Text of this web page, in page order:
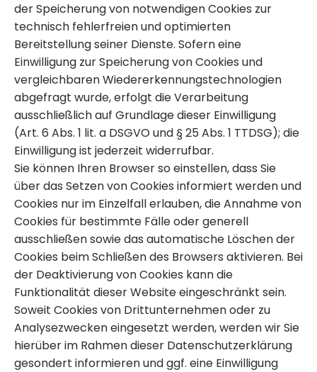
der Speicherung von notwendigen Cookies zur
technisch fehlerfreien und optimierten
Bereitstellung seiner Dienste. Sofern eine
Einwilligung zur Speicherung von Cookies und
vergleichbaren Wiedererkennungstechnologien
abgefragt wurde, erfolgt die Verarbeitung
ausschließlich auf Grundlage dieser Einwilligung
(Art. 6 Abs. 1 lit. a DSGVO und § 25 Abs. 1 TTDSG); die
Einwilligung ist jederzeit widerrufbar.
Sie können Ihren Browser so einstellen, dass Sie
über das Setzen von Cookies informiert werden und
Cookies nur im Einzelfall erlauben, die Annahme von
Cookies für bestimmte Fälle oder generell
ausschließen sowie das automatische Löschen der
Cookies beim Schließen des Browsers aktivieren. Bei
der Deaktivierung von Cookies kann die
Funktionalität dieser Website eingeschränkt sein.
Soweit Cookies von Drittunternehmen oder zu
Analysezwecken eingesetzt werden, werden wir Sie
hierüber im Rahmen dieser Datenschutzerklärung
gesondert informieren und ggf. eine Einwilligung